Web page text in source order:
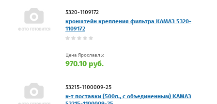
5320-1109172
кронштейн крепления фильтра КАМАЗ 5320-
1109172
Цена Ярославль:
970.10 руб.
53215-1100009-25
к-т поставки (500л., с объединенным) КАМАЗ